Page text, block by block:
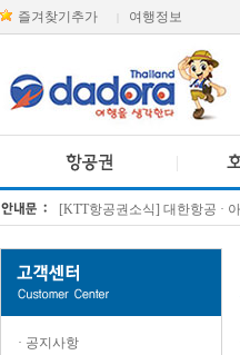
즐겨찾기추가 여행정보
[KTT항공권소식] 대한항공 ·
· 공지사항